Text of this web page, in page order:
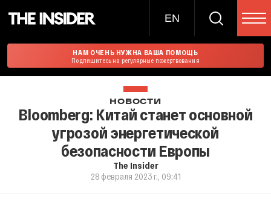
EN
НАМ ОЧЕНЬ НУЖНА ВАША ПОМОЩЬ
Подпишитесь на регулярные пожертвования
НОВОСТИ
Bloomberg: Китай станет основной
угрозой энергетической
безопасности Европы
The Insider
28 февраля 2023 г., 09:41